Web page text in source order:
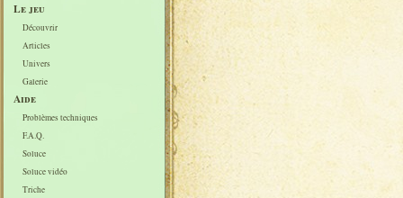
Le jeu
Découvrir
Articles
Univers
Galerie
Aide
Problèmes techniques
F.A.Q.
Soluce
Soluce vidéo
Triche